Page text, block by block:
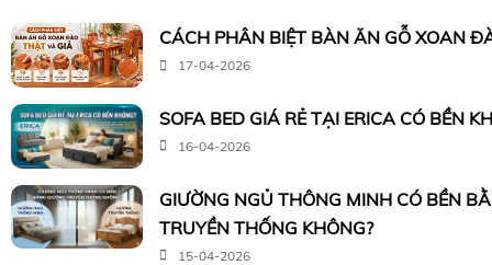
CÁCH PHÂN BIỆT BÀN ĂN GỖ XOAN
17-04-2026
SOFA BED GIÁ RẺ TẠI ERICA CÓ BỀN
16-04-2026
GIƯỜNG NGỦ THÔNG MINH CÓ BỀN
TRUYỀN THỐNG KHÔNG?
15-04-2026